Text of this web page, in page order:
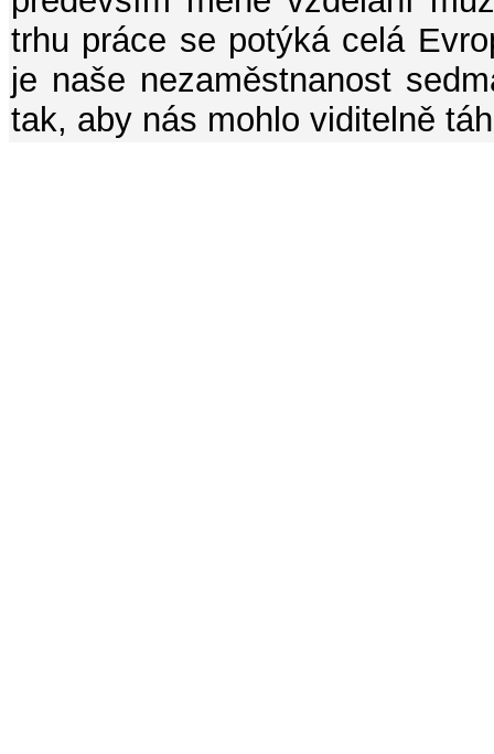
trhu práce se potýká celá
je naše nezaměstnanost
tak, aby nás mohlo viditelně